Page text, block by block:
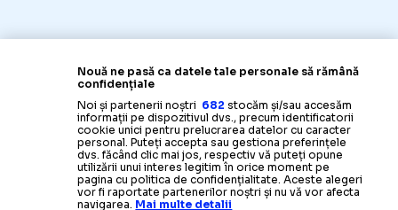
Nouă ne pasă ca datele tale personale să rămână
confidențiale
Noi și partenerii noștri 682 stocăm și/sau accesăm
informații pe dispozitivul dvs., precum identificatorii
cookie unici pentru prelucrarea datelor cu caracter
personal. Puteți accepta sau gestiona preferințele
dvs. făcând clic mai jos, respectiv vă puteți opune
utilizării unui interes legitim în orice moment pe
pagina cu politica de confidențialitate. Aceste alegeri
vor fi raportate partenerilor noștri și nu vă vor afecta
navigarea. Mai multe detalii